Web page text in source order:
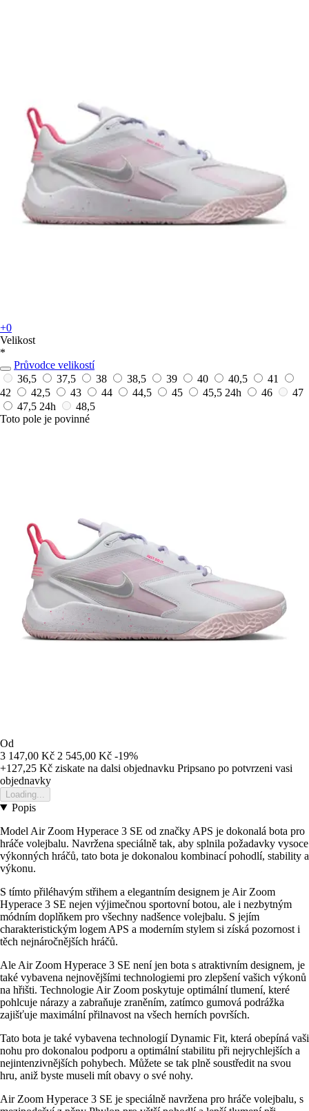
+0
Velikost
*
Průvodce velikostí
36,5
37,5 38 38,5 39 40 40,5
41
42
42,5 43 44 44,5 45 45,5 24h 46
47
47,5 24h
48,5
Toto pole je povinné
Od
3 147,00 Kč 2 545,00 Kč -19%
+127,25 Kč ziskate na dalsi objednavku Pripsano po potvrzeni vasi
objednavky
Loading...
Popis
Model Air Zoom Hyperace 3 SE od značky APS je dokonalá bota pro
hráče volejbalu. Navržena speciálně tak, aby splnila požadavky vysoce
výkonných hráčů, tato bota je dokonalou kombinací pohodlí, stability a
výkonu.
S tímto přiléhavým střihem a elegantním designem je Air Zoom
Hyperace 3 SE nejen výjimečnou sportovní botou, ale i nezbytným
módním doplňkem pro všechny nadšence volejbalu. S jejím
charakteristickým logem APS a moderním stylem si získá pozornost i
těch nejnáročnějších hráčů.
Ale Air Zoom Hyperace 3 SE není jen bota s atraktivním designem, je
také vybavena nejnovějšími technologiemi pro zlepšení vašich výkonů
na hřišti. Technologie Air Zoom poskytuje optimální tlumení, které
pohlcuje nárazy a zabraňuje zraněním, zatímco gumová podrážka
zajišťuje maximální přilnavost na všech herních površích.
Tato bota je také vybavena technologií Dynamic Fit, která obepíná vaši
nohu pro dokonalou podporu a optimální stabilitu při nejrychlejších a
nejintenzivnějších pohybech. Můžete se tak plně soustředit na svou
hru, aniž byste museli mít obavy o své nohy.
Air Zoom Hyperace 3 SE je speciálně navržena pro hráče volejbalu, s